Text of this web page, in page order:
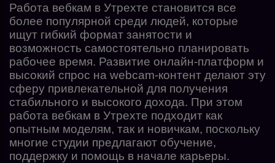
Работа вебкам в Утрехте становится все
более популярной среди людей, которые
ищут гибкий формат занятости и
возможность самостоятельно планировать
рабочее время. Развитие онлайн-платформ и
высокий спрос на webcam-контент делают эту
сферу привлекательной для получения
стабильного и высокого дохода. При этом
работа вебкам в Утрехте подходит как
опытным моделям, так и новичкам, поскольку
многие студии предлагают обучение,
поддержку и помощь в начале карьеры.